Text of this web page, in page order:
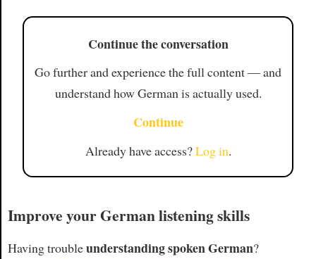
Continue the conversation
Go further and experience the full content — and
understand how German is actually used.
Continue
Already have access?Log in.
Improve your German listening skills
Having troubleunderstanding spoken German?